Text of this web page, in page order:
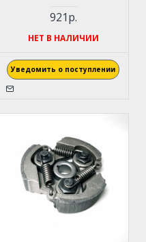
921р.
НЕТ В НАЛИЧИИ
Уведомить о поступлении